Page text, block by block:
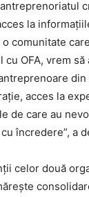
la
comunitate
cu OFA, vrem să
din
acces la
de care au
încredere”, a
celor două